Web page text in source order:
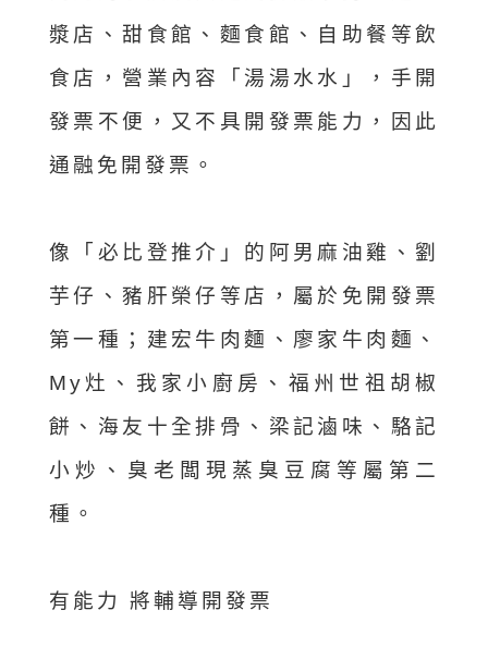
漿店、甜食館、麵食館、自助餐等飲
食店，營業內容「湯湯水水」，手開
發票不便，又不具開發票能力，因此
通融免開發票。
像「必比登推介」的阿男麻油雞、劉
芋仔、豬肝榮仔等店，屬於免開發票
第一種；建宏牛肉麵、廖家牛肉麵、
My灶、我家小廚房、福州世祖胡椒
餅、海友十全排骨、梁記滷味、駱記
小炒、臭老闆現蒸臭豆腐等屬第二
種。
有能力 將輔導開發票